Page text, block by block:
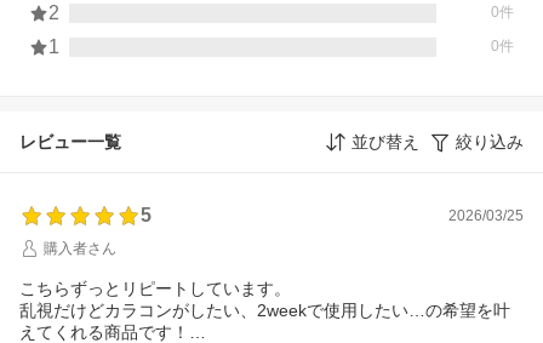
2 0件
1 0件
レビュー一覧 並び替え 絞り込み
5
2026/03/25
購入者さん
こちらずっとリピートしています。
乱視だけどカラコンがしたい、2weekで使用したい…の希望を叶
えてくれる商品です！